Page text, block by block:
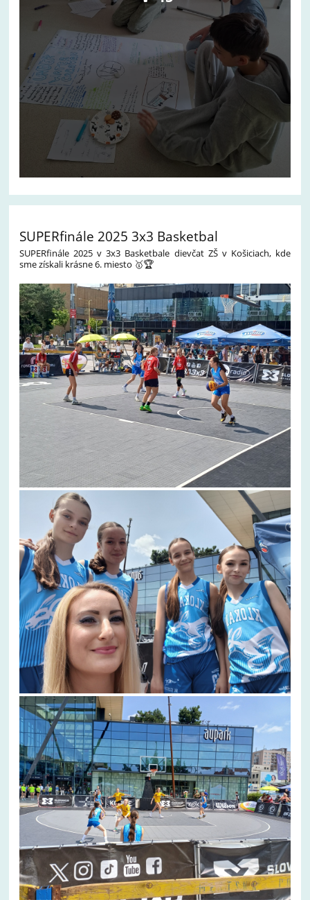
SUPERfinále 2025 3x3 Basketbal
SUPERfinále 2025 v 3x3 Basketbale dievčat ZŠ v Košiciach, kde
sme získali krásne 6. miesto 🥇🏆